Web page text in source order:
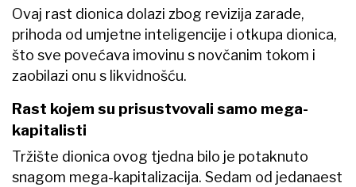
Ovaj rast dionica dolazi zbog revizija zarade,
prihoda od umjetne inteligencije i otkupa dionica,
što sve povećava imovinu s novčanim tokom i
zaobilazi onu s likvidnošću.
Rast kojem su prisustvovali samo mega-
kapitalisti
Tržište dionica ovog tjedna bilo je potaknuto
snagom mega-kapitalizacija. Sedam od jedanaest